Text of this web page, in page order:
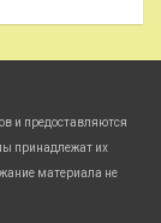
и предоставляются
принадлежат их
материала не